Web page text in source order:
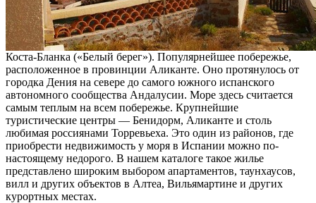
Коста-Бланка («Белый берег»). Популярнейшее побережье,
расположенное в провинции Аликанте. Оно протянулось от
городка Дения на севере до самого южного испанского
автономного сообщества Андалусии. Море здесь считается
самым теплым на всем побережье. Крупнейшие
туристические центры — Бенидорм, Аликанте и столь
любимая россиянами Торревьеха. Это один из районов, где
приобрести недвижимость у моря в Испании можно по-
настоящему недорого. В нашем каталоге такое жилье
представлено широким выбором апартаментов, таунхаусов,
вилл и других объектов в Алтеа, Вильямартине и других
курортных местах.